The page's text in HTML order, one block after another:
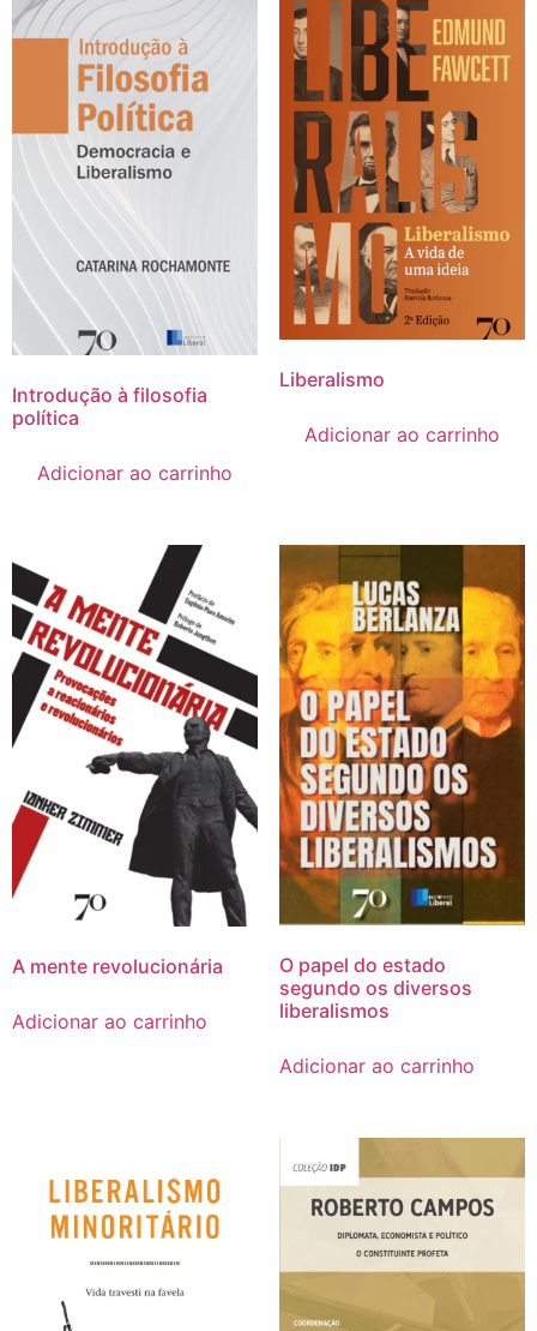
Introdução à filosofia
política
Adicionar ao carrinho
Liberalismo
Adicionar ao carrinho
A mente revolucionária
Adicionar ao carrinho
O papel do estado
segundo os diversos
liberalismos
Adicionar ao carrinho